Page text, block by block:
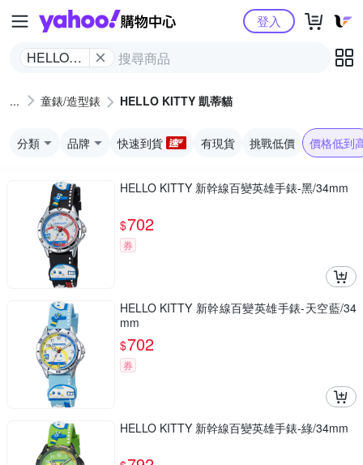
Yahoo購物中心
HELLO
蒂貓
登入
童錶/造型錶 HELLO KITTY 凱蒂貓
分類 品牌 快速到貨 有現貨 挑戰低價 價格低到
HELLO KITTY 新幹線百變英雄手錶-黑/34mm
$702
券
HELLO KITTY 新幹線百變英雄手錶-天空藍/34
mm
$702
券
HELLO KITTY 新幹線百變英雄手錶-綠/34mm